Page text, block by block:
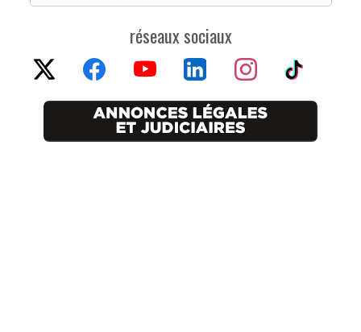
réseaux sociaux